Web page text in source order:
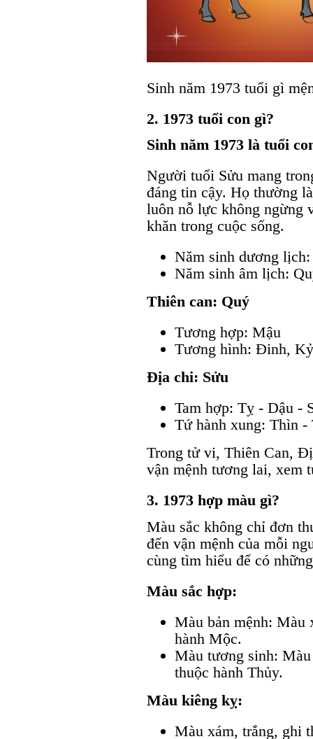
Sinh năm 1973 tuổi gì
2. 1973 tuổi con gì?
Sinh năm 1973 là tuổi
Người tuổi Sửu mang
đáng tin cậy. Họ thường
luôn nỗ lực không ngừng
khăn trong cuộc sống.
Năm sinh dương
Năm sinh âm lịch:
Thiên can: Quý
Tương hợp: Mậu
Tương hình: Đinh, Kỷ
Địa chi: Sửu
Tam hợp: Tỵ - Dậu -
Tứ hành xung: Thìn
Trong tử vi, Thiên Can,
vận mệnh tương lai, xem
3. 1973 hợp màu gì?
Màu sắc không chỉ đơn
đến vận mệnh của mỗi
cùng tìm hiểu để có
Màu sắc hợp:
Màu bản mệnh: Màu
hành Mộc.
Màu tương sinh:
thuộc hành Thủy.
Màu kiêng kỵ:
Màu xám, trắng, ghi